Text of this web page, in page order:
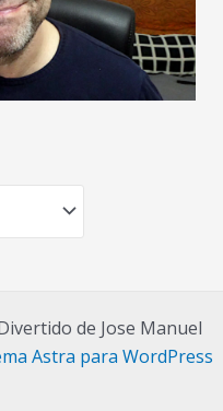
de Jose Manuel
Astra para WordPress